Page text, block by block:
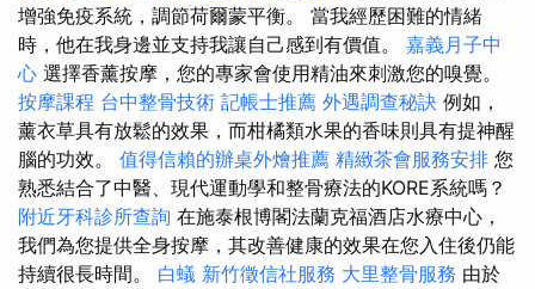
增強免疫系統，調節荷爾蒙平衡。 當我經歷困難的情緒
時，他在我身邊並支持我讓自己感到有價值。 嘉義月子中
心 選擇香薰按摩，您的專家會使用精油來刺激您的嗅覺。
按摩課程 台中整骨技術 記帳士推薦 外遇調查秘訣 例如，
薰衣草具有放鬆的效果，而柑橘類水果的香味則具有提神醒
腦的功效。 值得信賴的辦桌外燴推薦 精緻茶會服務安排 您
熟悉結合了中醫、現代運動學和整骨療法的KORE系統嗎？
附近牙科診所查詢 在施泰根博閣法蘭克福酒店水療中心，
我們為您提供全身按摩，其改善健康的效果在您入住後仍能
持續很長時間。 白蟻 新竹徵信社服務 大里整骨服務 由於